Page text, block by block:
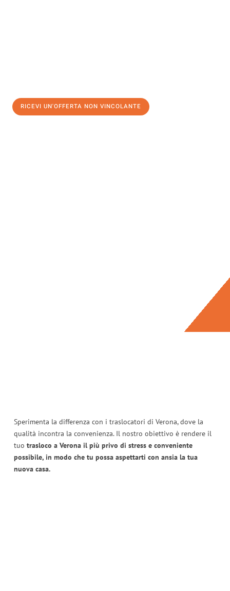
RICEVI UN'OFFERTA NON VINCOLANTE
Sperimenta la differenza con i traslocatori di Verona, dove la
qualità incontra la convenienza. Il nostro obiettivo è rendere il
tuo trasloco a Verona il più privo di stress e conveniente
possibile, in modo che tu possa aspettarti con ansia la tua
nuova casa.